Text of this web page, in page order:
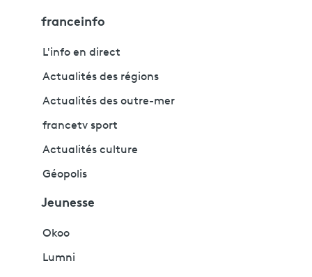
franceinfo
L'info en direct
Actualités des régions
Actualités des outre-mer
francetv sport
Actualités culture
Géopolis
Jeunesse
Okoo
Lumni